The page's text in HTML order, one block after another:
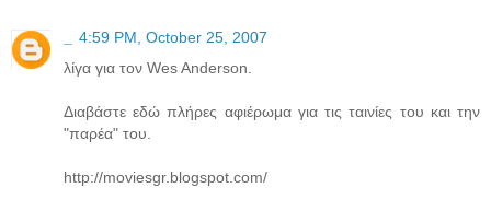
4:59 PM, October 25, 2007
λίγα για τον Wes Anderson.
Διαβάστε εδώ πλήρες αφιέρωμα για τις ταινίες του και την
"παρέα" του.
http://moviesgr.blogspot.com/